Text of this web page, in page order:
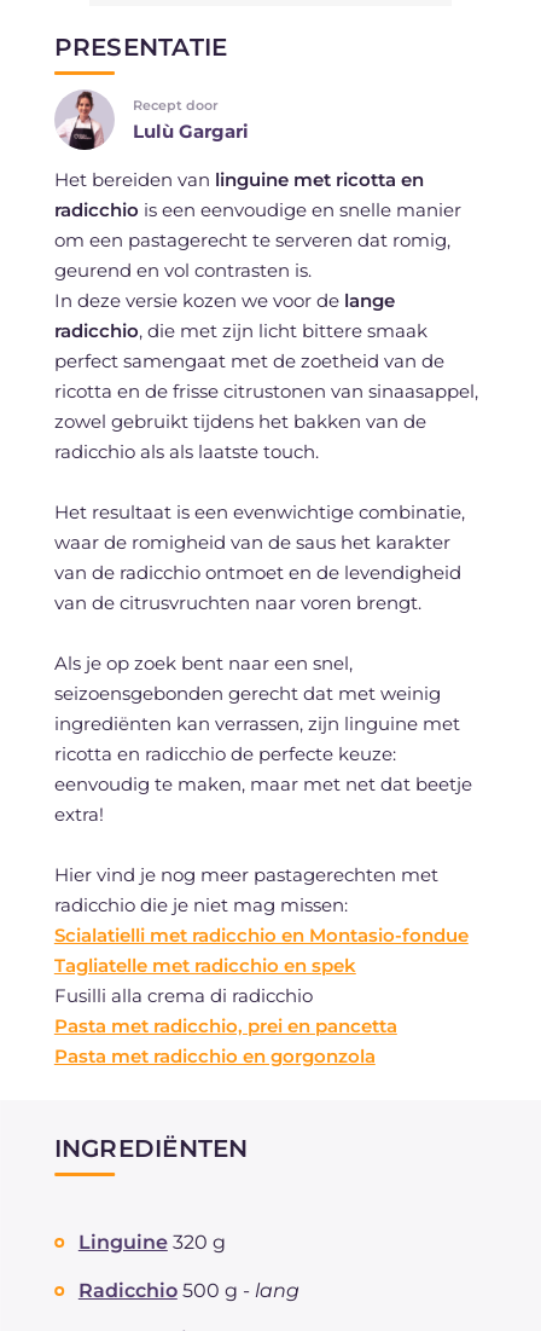
PRESENTATIE
Recept door
Lulù Gargari
Het bereiden van linguine met ricotta en
radicchio is een eenvoudige en snelle manier
om een pastagerecht te serveren dat romig,
geurend en vol contrasten is.
In deze versie kozen we voor de lange
radicchio, die met zijn licht bittere smaak
perfect samengaat met de zoetheid van de
ricotta en de frisse citrustonen van sinaasappel,
zowel gebruikt tijdens het bakken van de
radicchio als als laatste touch.
Het resultaat is een evenwichtige combinatie,
waar de romigheid van de saus het karakter
van de radicchio ontmoet en de levendigheid
van de citrusvruchten naar voren brengt.
Als je op zoek bent naar een snel,
seizoensgebonden gerecht dat met weinig
ingrediënten kan verrassen, zijn linguine met
ricotta en radicchio de perfecte keuze:
eenvoudig te maken, maar met net dat beetje
extra!
Hier vind je nog meer pastagerechten met
radicchio die je niet mag missen:
Scialatielli met radicchio en Montasio-fondue
Tagliatelle met radicchio en spek
Fusilli alla crema di radicchio
Pasta met radicchio, prei en pancetta
Pasta met radicchio en gorgonzola
INGREDIËNTEN
Linguine 320 g
Radicchio 500 g - lang